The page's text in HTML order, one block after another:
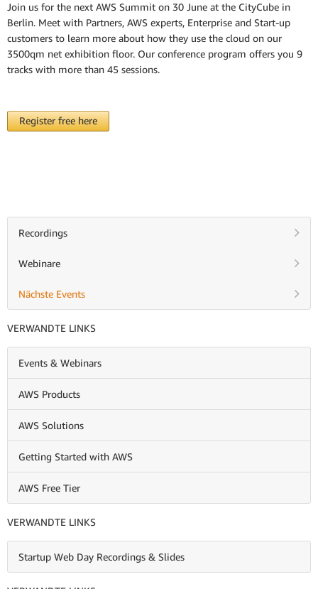
Recordings
Webinare
Nächste Events
VERWANDTE LINKS
Events & Webinars
AWS Products
AWS Solutions
Getting Started with AWS
AWS Free Tier
VERWANDTE LINKS
Startup Web Day Recordings & Slides
Join us for the next AWS Summit on 30 June at the CityCube in
Berlin. Meet with Partners, AWS experts, Enterprise and Start-up
customers to learn more about how they use the cloud on our
3500qm net exhibition floor. Our conference program offers you 9
tracks with more than 45 sessions.
Register free here